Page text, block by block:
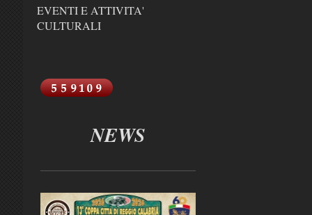
EVENTI E ATTIVITA'
CULTURALI
NEWS